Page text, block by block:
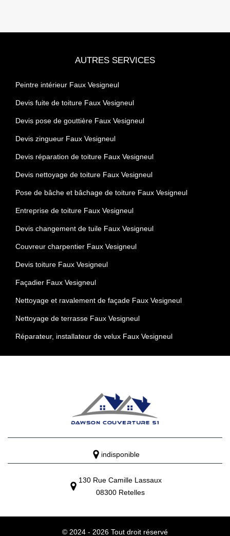
AUTRES SERVICES
Peintre intérieur Faux Vesigneul
Devis fuite de toiture Faux Vesigneul
Devis pose de gouttière Faux Vesigneul
Devis zingueur Faux Vesigneul
Devis réparation de toiture Faux Vesigneul
Devis nettoyage de toiture Faux Vesigneul
Pose de bâche et bâchage de toiture Faux Vesigneul
Entreprise de toiture Faux Vesigneul
Devis changement de tuile Faux Vesigneul
Couvreur charpentier Faux Vesigneul
Devis toiture Faux Vesigneul
Façadier Faux Vesigneul
Nettoyage et ravalement de façade Faux Vesigneul
Nettoyage de terrasse Faux Vesigneul
Réparateur, installateur de velux Faux Vesigneul
indisponible
130 Rue Camille Lassaux
08300 Retelles
© 2024 - 2026 Tout droit réservé